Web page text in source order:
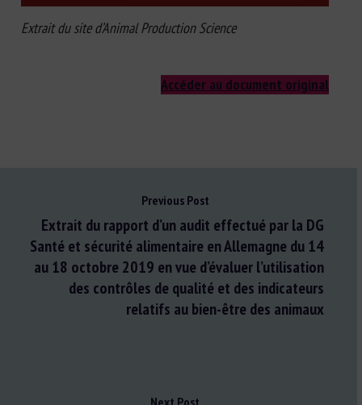
Extrait du site d’Animal Production Science
Accéder au document original
Previous Post
Extrait du rapport d’un audit effectué par la DG
Santé et sécurité alimentaire en Allemagne du 14
au 18 octobre 2019 en vue d’évaluer l’utilisation
des contrôles de qualité et des indicateurs
relatifs au bien-être des animaux
Next Post